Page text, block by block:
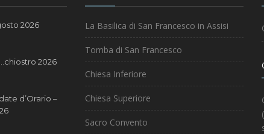
2026
2026
d’Orario –
La Basilica di San Francesco in Assisi
Tomba di San Francesco
Chiesa Inferiore
Chiesa Superiore
Sacro Convento